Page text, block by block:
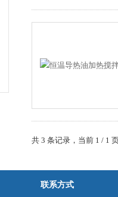
共 3 条记录，当前 1 / 1
联系方式